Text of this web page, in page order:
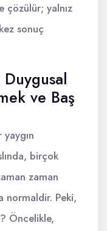
çözülür; yalnız
sonuç
Duygusal
ve Baş
birçok
zaman
normaldir. Peki,
Öncelikle,